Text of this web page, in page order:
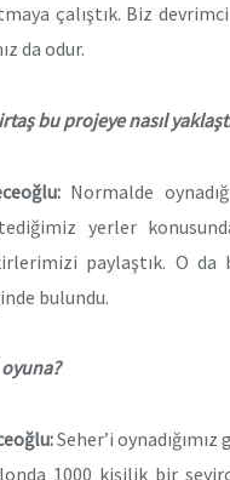
çalıştık. Biz
da odur.
bu projeye nasıl
Normalde
yerler
paylaştık. O
bulundu.
oyuna?
Seher’i
1000 kişilik bir